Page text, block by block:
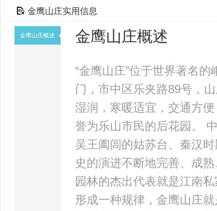
金鹰山庄实用信息
金鹰山庄概述 金鹰山庄概述
“金鹰山庄”位于世界著名
门，市中区乐夹路89号，
湿润，寒暖适宜，交通方
誉为乐山市民的后花园。
吴王阖闾的姑苏台、秦汉
史的演进不断地完善、成
园林的杰出代表就是江南
形成一种规律，金鹰山庄